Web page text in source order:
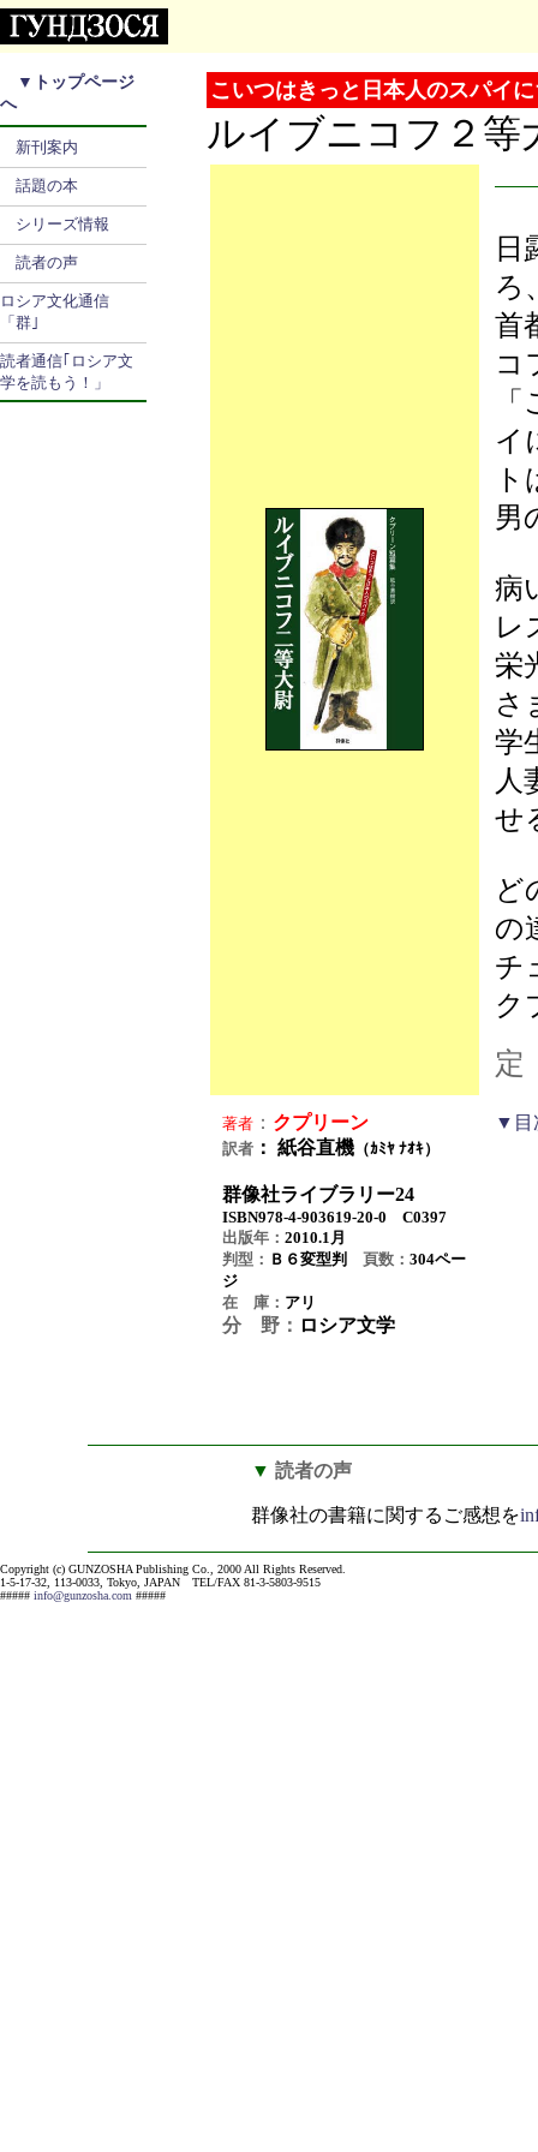
▼ トップページ
へ
新刊案内
話題の本
シリーズ情報
読者の声
ロシア文化通信
「群｣
読者通信｢ロシア文
学を読もう！」
こいつはきっと日本人のスパイ
ルイブニコフ２等
日
ろ
首
コ
イ
ト
男
病
レ
栄
さ
学
人
せ
ど
の
チ
ク
著者 ： クプリーン
訳者 ： 紙谷直機 （ｶﾐﾔ ﾅｵｷ）
群像社ライブラリー24
ISBN978-4-903619-20-0 C0397
出版年： 2010.1月
判型： Ｂ６変型判 頁数： 304ペー
ジ
在 庫： アリ
分 野： ロシア文学
▼目
▼ 読者の声
群像社の書籍に関するご感想を
Copyright (c) GUNZOSHA Publishing Co., 2000 All Rights Reserved.
1-5-17-32, 113-0033, Tokyo, JAPAN TEL/FAX 81-3-5803-9515
##### info@gunzosha.com #####